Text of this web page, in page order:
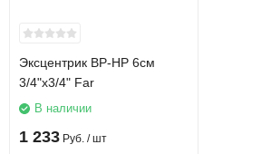
Эксцентрик ВР-НР 6см
3/4"х3/4" Far
В наличии
1 233 Руб. / шт